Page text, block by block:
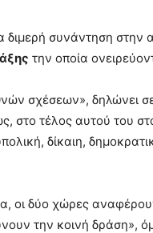
συνάντηση στην
την οποία
σχέσεων», δηλώνει
στο τέλος αυτού του
δίκαιη,
οι δύο χώρες
την κοινή